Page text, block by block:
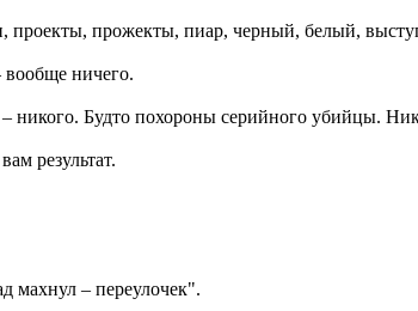
проекты, прожекты, пиар, черный, белый,
вообще ничего.
– никого. Будто похороны серийного убийцы.
результат.
махнул – переулочек".